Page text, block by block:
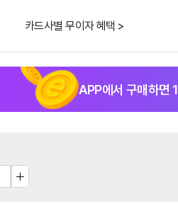
카드사별 무이자 혜택 >
APP에서 구매하면 1